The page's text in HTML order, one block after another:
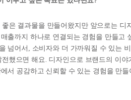
은 결과물을 만들어왔지만 앞으로는 디
출까지 하나로 연결되는 경험을 만들고
넘어서, 소비자와 더 가까워질 수 있는 비
했으면 해요. 디자인으로 브랜드의 이야
서 공감하고 신뢰할 수 있는 경험을 만들